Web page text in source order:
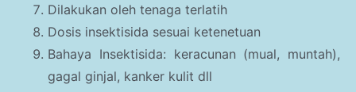
Dilakukan oleh tenaga terlatih
Dosis insektisida sesuai ketenetuan
Bahaya Insektisida: keracunan (mual, muntah),
gagal ginjal, kanker kulit dll